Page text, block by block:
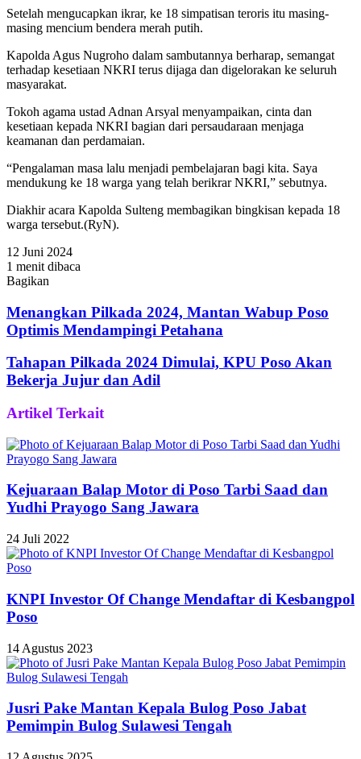
Setelah mengucapkan ikrar, ke 18 simpatisan teroris itu masing-
masing mencium bendera merah putih.
Kapolda Agus Nugroho dalam sambutannya berharap, semangat
terhadap kesetiaan NKRI terus dijaga dan digelorakan ke seluruh
masyarakat.
Tokoh agama ustad Adnan Arsyal menyampaikan, cinta dan
kesetiaan kepada NKRI bagian dari persaudaraan menjaga
keamanan dan perdamaian.
“Pengalaman masa lalu menjadi pembelajaran bagi kita. Saya
mendukung ke 18 warga yang telah berikrar NKRI,” sebutnya.
Diakhir acara Kapolda Sulteng membagikan bingkisan kepada 18
warga tersebut.(RyN).
12 Juni 2024
1 menit dibaca
Bagikan
via
Email
Menangkan Pilkada 2024, Mantan Wabup Poso
Optimis Mendampingi Petahana
Tahapan Pilkada 2024 Dimulai, KPU Poso Akan
Bekerja Jujur dan Adil
Artikel Terkait
Kejuaraan Balap Motor di Poso Tarbi Saad dan
Yudhi Prayogo Sang Jawara
24 Juli 2022
KNPI Investor Of Change Mendaftar di Kesbangpol
Poso
14 Agustus 2023
Jusri Pake Mantan Kepala Bulog Poso Jabat
Pemimpin Bulog Sulawesi Tengah